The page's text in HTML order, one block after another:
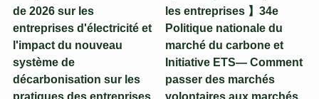
de 2026 sur les
entreprises d'électricité et
l'impact du nouveau
système de
décarbonisation sur les
pratiques des entreprises
les entreprises 】34e
Politique nationale du
marché du carbone et
Initiative ETS— Comment
passer des marchés
volontaires aux marchés